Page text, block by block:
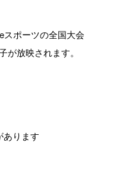
スポーツの全国大会
が放映されます。
あります